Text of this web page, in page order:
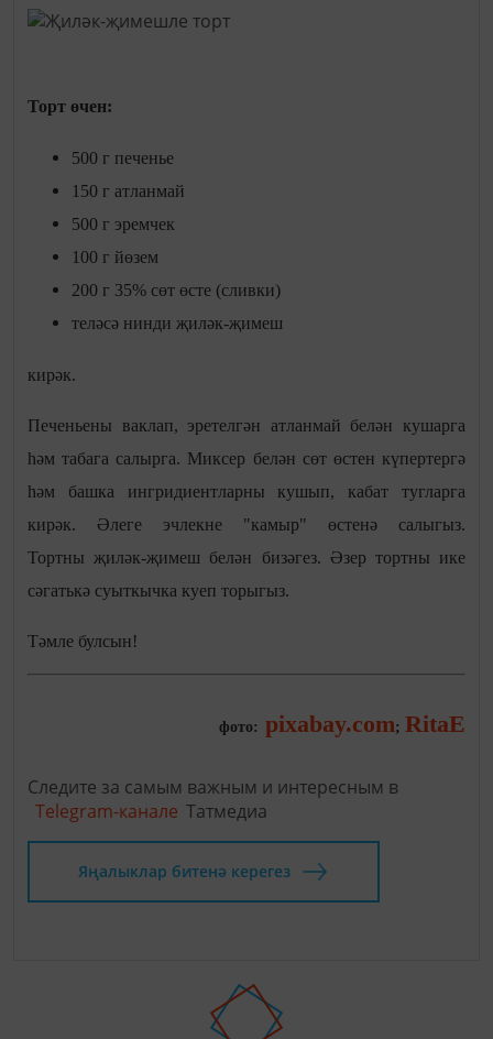
Торт өчен:
500 г печенье
150 г атланмай
500 г эремчек
100 г йөзем
200 г 35% сөт өсте (сливки)
теләсә нинди җиләк-җимеш
кирәк.
Печеньены ваклап, эретелгән атланмай белән кушарга
һәм табага салырга. Миксер белән сөт өстен күпертергә
һәм башка ингридиентларны кушып, кабат тугларга
кирәк. Әлеге эчлекне "камыр" өстенә салыгыз.
Тортны җиләк-җимеш белән бизәгез. Әзер тортны ике
сәгатькә суыткычка куеп торыгыз.
Тәмле булсын!
фото: pixabay.com; RitaE
Следите за самым важным и интересным в
Telegram-канале Татмедиа
Яңалыклар битенә керегез